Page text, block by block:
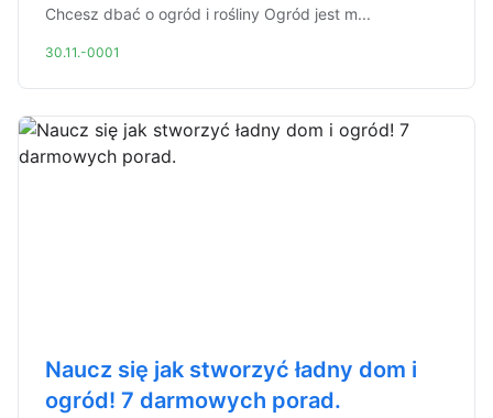
Chcesz dbać o ogród i rośliny Ogród jest m...
30.11.-0001
Naucz się jak stworzyć ładny dom i
ogród! 7 darmowych porad.